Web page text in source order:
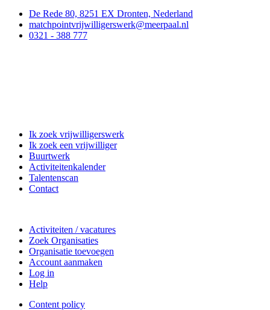
De Rede 80, 8251 EX Dronten, Nederland
matchpointvrijwilligerswerk@meerpaal.nl
0321 - 388 777
Ik zoek vrijwilligerswerk
Ik zoek een vrijwilliger
Buurtwerk
Activiteitenkalender
Talentenscan
Contact
Activiteiten / vacatures
Zoek Organisaties
Organisatie toevoegen
Account aanmaken
Log in
Help
Content policy